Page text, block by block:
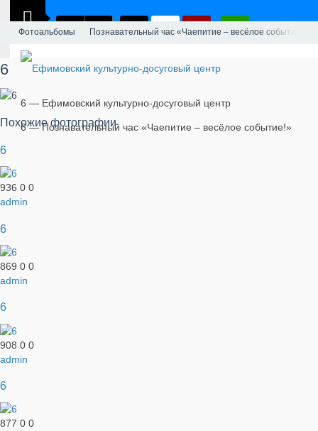
6 — Ефимовский культурно-досуговый центр
6 — Познавательный час «Чаепитие – весёлое событие!»
Фотоальбомы Познавательный час «Чаепитие – весёлое событие!»
6
Похожие фотографии
6
936 0 0
admin
6
869 0 0
admin
6
908 0 0
admin
6
877 0 0